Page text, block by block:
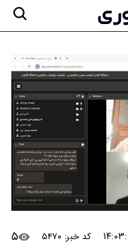
کد خبر: ۵۴۷۰ ۵